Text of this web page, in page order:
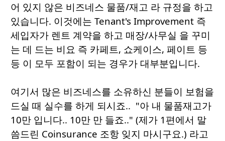
어 있지 않은 비즈네스 물품/재고 라 규정을 하고
있습니다. 이것에는 Tenant's Improvement 즉
세입자가 렌트 계약을 하고 매장/사무실 을 꾸미
는 데 드는 비요 즉 카페트, 쇼케이스, 페이트 등
등 이 모두 포함이 되는 경우가 대부분입니다.
여기서 많은 비즈네스를 소유하신 분들이 보험을
드실 때 실수를 하게 되시죠.. "아 내 물품재고가
10만 입니다.. 10만 만 들죠.." (제가 1편에서 말
씀드린 Coinsurance 조항 잊지 마시구요.) 라고